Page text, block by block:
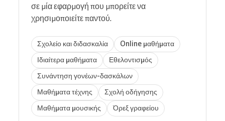
σε μία εφαρμογή που μπορείτε να
χρησιμοποιείτε παντού.
Σχολείο και διδασκαλία
Online μαθήματα
Ιδιαίτερα μαθήματα
Εθελοντισμός
Συνάντηση γονέων-δασκάλων
Μαθήματα τέχνης
Σχολή οδήγησης
Μαθήματα μουσικής
Όρεξ γραφείου